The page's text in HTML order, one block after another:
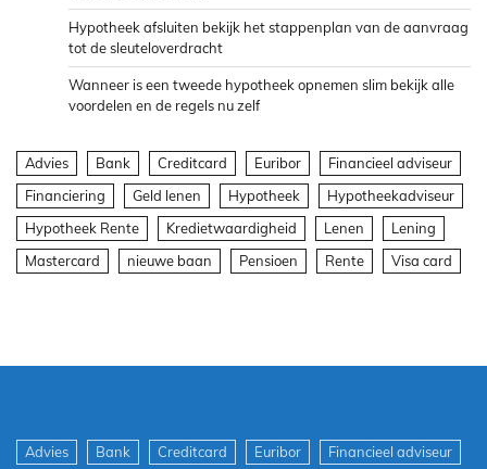
Hypotheek afsluiten bekijk het stappenplan van de aanvraag
tot de sleuteloverdracht
Wanneer is een tweede hypotheek opnemen slim bekijk alle
voordelen en de regels nu zelf
Advies Bank Creditcard Euribor
Financieel adviseur
Financiering
Geld lenen Hypotheek
Hypotheekadviseur
Hypotheek Rente
Kredietwaardigheid Lenen
Lening
Mastercard
nieuwe baan Pensioen Rente Visa card
Advies Bank Creditcard Euribor
Financieel adviseur